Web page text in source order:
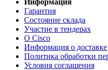
Информация
Гарантия
Состояние склада
Участие в тендерах
О Cisco
Информация о доставке
Политика обработки
Условия соглашения